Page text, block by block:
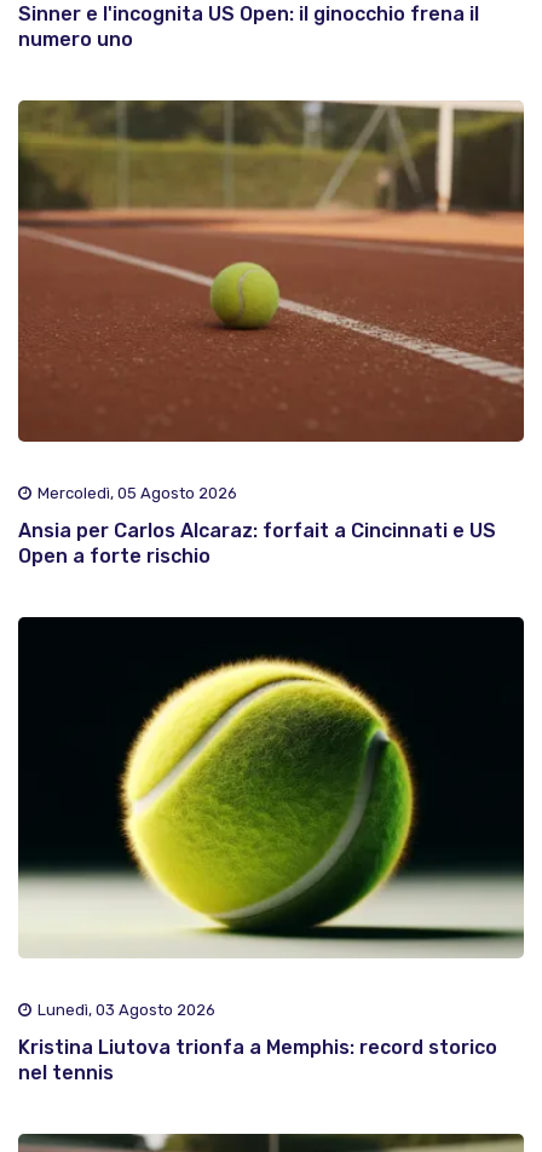
Sinner e l'incognita US Open: il ginocchio frena il
numero uno
Mercoledì, 05 Agosto 2026
Ansia per Carlos Alcaraz: forfait a Cincinnati e US
Open a forte rischio
Lunedì, 03 Agosto 2026
Kristina Liutova trionfa a Memphis: record storico
nel tennis